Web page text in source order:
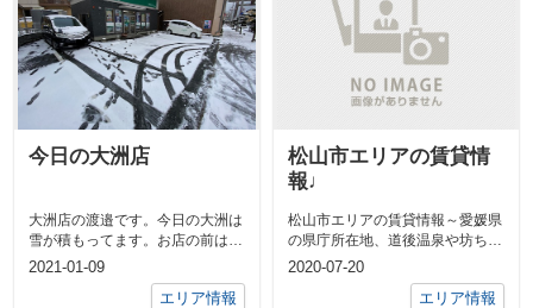
今日の大洲店
大洲店の渡邉です。今日の大洲は
雪が積もってます。お店の前はこ
んな感じです。早速、シャベルを
2021-01-09
エリア情報
松山市エリアの賃貸情
報♩
松山市エリアの賃貸情報～愛媛県
の県庁所在地、道後温泉や坊ちゃ
んで有名な松山市～https://www...
2020-07-20
エリア情報